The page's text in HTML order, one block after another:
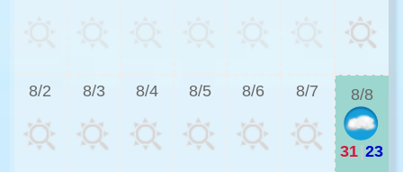
8/2 8/3 8/4 8/5 8/6 8/7 8/8
31 23